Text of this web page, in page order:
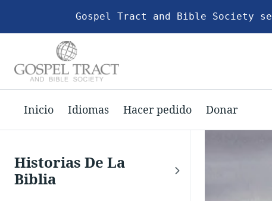
Gospel Tract and Bible Society
Inicio Idiomas Hacer pedido Donar
Historias De La
Biblia